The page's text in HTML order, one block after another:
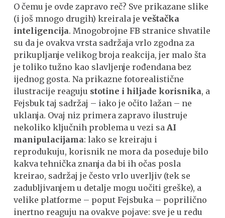
O čemu je ovde zapravo reč? Sve prikazane slike
(i još mnogo drugih) kreirala jeveštačka
inteligencija. Mnogobrojne FB stranice shvatile
su da je ovakva vrsta sadržaja vrlo zgodna za
prikupljanje velikog broja reakcija, jer malo šta
je toliko tužno kao slavljenje rođendana bez
ijednog gosta. Na prikazne fotorealistične
ilustracije reaguju stotine i hiljade korisnika, a
Fejsbuk taj sadržaj – iako je očito lažan – ne
uklanja. Ovaj niz primera zapravo ilustruje
nekoliko ključnih problema u vezi sa AI
manipulacijama: lako se kreiraju i
reprodukuju, korisnik ne mora da poseduje bilo
kakva tehnička znanja da bi ih očas posla
kreirao, sadržaj je često vrlo uverljiv (tek se
zadubljivanjem u detalje mogu uočiti greške), a
velike platforme – poput Fejsbuka – poprilično
inertno reaguju na ovakve pojave: sve je u redu